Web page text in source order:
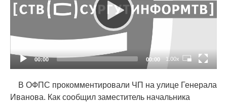
00:00 00:00 1.00x
В ОФПС прокомментировали ЧП на улице Генерала
Иванова. Как сообщил заместитель начальника